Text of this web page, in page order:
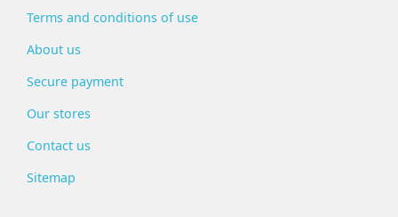
Terms and conditions of use
About us
Secure payment
Our stores
Contact us
Sitemap